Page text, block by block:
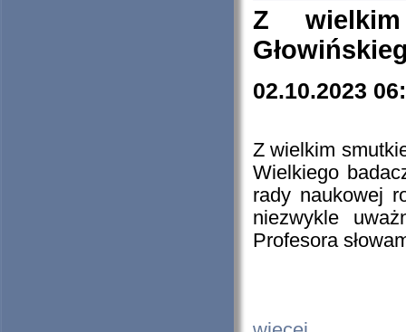
Z
02.10.2023
Z wielkim
Wielkiego
rady naukowej
niezwykle
Profesora